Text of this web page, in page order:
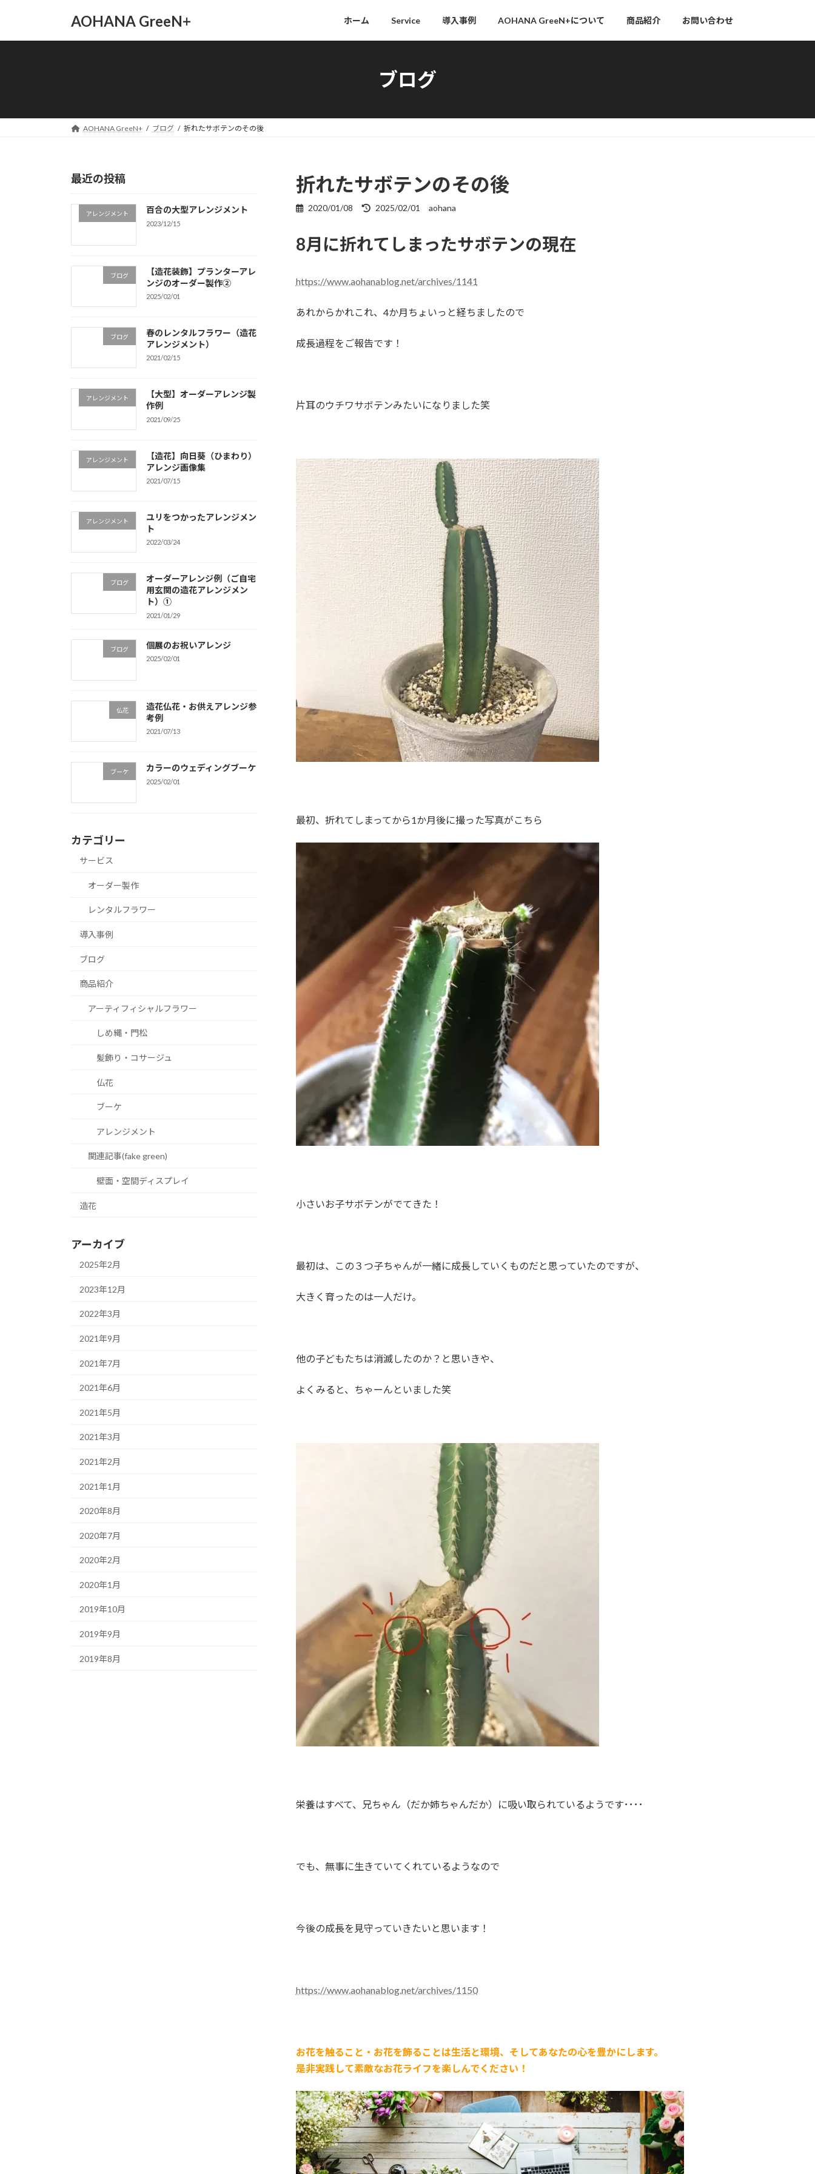
AOHANA GreeN+ ホーム Service 導入事例 AOHANA GreeN+について 商品紹介 お問い合わせ
ブログ
AOHANA GreeN+ ブログ 折れたサボテンのその後
折れたサボテンのその後
2020/01/08
最
新
:
2025/02/01 aohana
8月に折れてしまったサボテンの現在
https://www.aohanablog.net/archives/1141
あれからかれこれ、4か月ちょいっと経ちましたので
成長過程をご報告です！
片耳のウチワサボテンみたいになりました笑
最初、折れてしまってから1か月後に撮った写真がこちら
小さいお子サボテンがでてきた！
最初は、この３つ子ちゃんが一緒に成長していくものだと思っていたのですが、
大きく育ったのは一人だけ。
他の子どもたちは消滅したのか？と思いきや、
よくみると、ちゃーんといました笑
栄養はすべて、兄ちゃん（だか姉ちゃんだか）に吸い取られているようです････
でも、無事に生きていてくれているようなので
今後の成長を見守っていきたいと思います！
https://www.aohanablog.net/archives/1150
お花を触ること・お花を飾ることは生活と環境、そしてあなたの心を豊かにします。
是非実践して素敵なお花ライフを楽しんでください！
最近の投稿
アレンジメント 百合の大型アレンジメント
2023/12/15
ブログ
【造花装飾】プランターアレ
ンジのオーダー製作②
2025/02/01
ブログ
春のレンタルフラワー（造花
アレンジメント）
2021/02/15
アレンジメント
【大型】オーダーアレンジ製
作例
2021/09/25
アレンジメント
【造花】向日葵（ひまわり）
アレンジ画像集
2021/07/15
アレンジメント
ユリをつかったアレンジメン
ト
2022/03/24
ブログ
オーダーアレンジ例（ご自宅
用玄関の造花アレンジメン
ト）①
2021/01/29
ブログ 個展のお祝いアレンジ
2025/02/01
仏花
造花仏花・お供えアレンジ参
考例
2021/07/13
ブーケ カラーのウェディングブーケ
2025/02/01
カテゴリー
サービス
オーダー製作
レンタルフラワー
導入事例
ブログ
商品紹介
アーティフィシャルフラワー
しめ縄・門松
髪飾り・コサージュ
仏花
ブーケ
アレンジメント
関連記事(fake green)
壁面・空間ディスプレイ
造花
アーカイブ
2025年2月
2023年12月
2022年3月
2021年9月
2021年7月
2021年6月
2021年5月
2021年3月
2021年2月
2021年1月
2020年8月
2020年7月
2020年2月
2020年1月
2019年10月
2019年9月
2019年8月